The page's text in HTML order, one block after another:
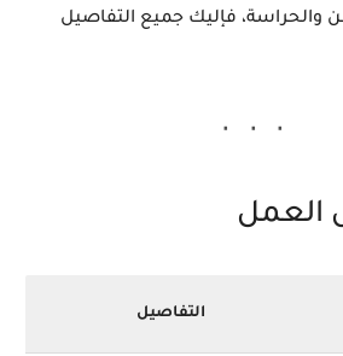
والحراسة، فإليك جميع التفاصيل
العمل
التفاصيل